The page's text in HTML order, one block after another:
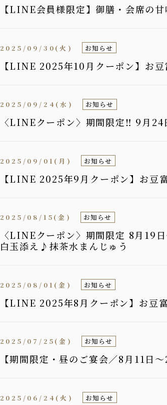
【LINE会員様限定】御膳・会席の
【LINE 2025年10月クーポン】お
2025/09/30(火) お知らせ
〈LINEクーポン〉期間限定‼ 9月
2025/09/24(水) お知らせ
【LINE 2025年9月クーポン】お豆
2025/09/01(月) お知らせ
〈LINEクーポン〉期間限定 8月19
白玉添え♪抹茶水まんじゅう
2025/08/15(金) お知らせ
【LINE 2025年8月クーポン】お豆
2025/08/01(金) お知らせ
【期間限定・昼のご宴会／8月11日
2025/07/25(金) お知らせ
2025/06/24(火) お知らせ